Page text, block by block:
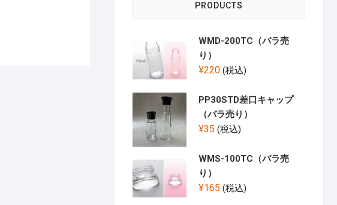
PRODUCTS
WMD-200TC（バラ売
り）
¥220 (税込)
PP30STD差口キャップ
（バラ売り）
¥35 (税込)
WMS-100TC（バラ売
り）
¥165 (税込)